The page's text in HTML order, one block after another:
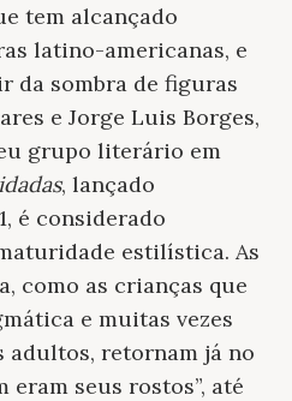
tem alcançado
latino-americanas, e
da sombra de figuras
e Jorge Luis Borges,
grupo literário em
, lançado
é considerado
estilística. As
como as crianças que
e muitas vezes
adultos, retornam já no
eram seus rostos”, até